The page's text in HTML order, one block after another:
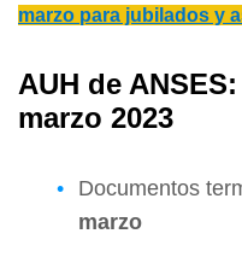
marzo para jubilados y
AUH de
marzo 2023
Documentos
marzo